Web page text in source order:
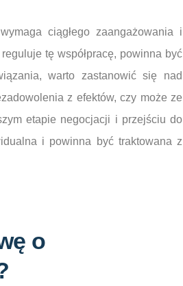
ciągłego zaangażowania i
tę współpracę, powinna być
warto zastanowić się nad
z efektów, czy może ze
etapie negocjacji i przejściu do
i powinna być traktowana z
o